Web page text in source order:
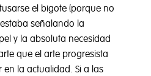
el bigote (porque no
señalando la
y la absoluta necesidad
que el arte progresista
la actualidad. Si a las